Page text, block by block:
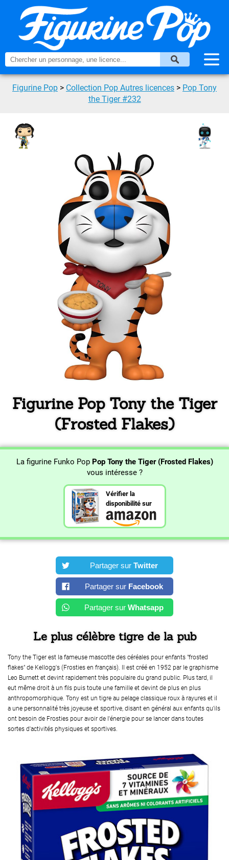
Figurine Pop > Collection Pop Autres licences > Pop Tony
the Tiger #232
Figurine Pop Tony the Tiger
(Frosted Flakes)
La figurine Funko Pop Pop Tony the Tiger (Frosted Flakes)
vous intéresse ?
Vérifier la
disponibilité sur
Partager sur Twitter
Partager sur Facebook
Partager sur Whatsapp
Le plus célèbre tigre de la pub
Tony the Tiger est la fameuse mascotte des céréales pour enfants "frosted
flakes" de Kellogg's (Frosties en français). Il est créé en 1952 par le graphisme
Leo Burnett et devint rapidement très populaire du grand public. Plus tard, il
eut même droit à un fils puis toute une famille et devint de plus en plus
anthropomorphique. Tony est un tigre au pelage classique roux à rayures et il
a une personnalité très joyeuse et sportive, disant en général aux enfants qu'ils
ont besoin de Frosties pour avoir de l'énergie pour se lancer dans toutes
sortes d'activités physiques et sportives.